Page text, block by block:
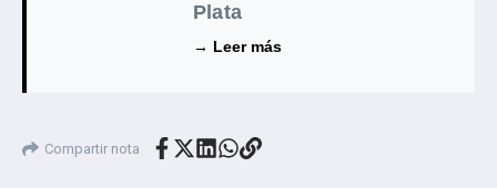
Plata
→ Leer más
Compartir nota